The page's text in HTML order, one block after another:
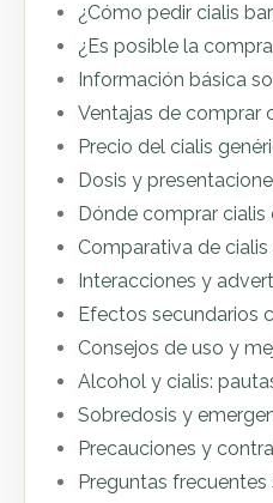
¿Cómo pedir cialis
¿Es posible la
Información básica
Ventajas de comprar
Precio del cialis
Dosis y
Dónde comprar
Comparativa de
Interacciones y
Efectos secundarios
Consejos de uso y
Alcohol y cialis:
Sobredosis y
Precauciones y
Preguntas